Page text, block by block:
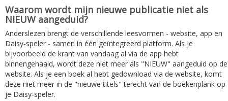
Waarom wordt mijn nieuwe publicatie niet als
NIEUW aangeduid?
Anderslezen brengt de verschillende leesvormen - website, app en
Daisy-speler - samen in één geïntegreerd platform. Als je
bijvoorbeeld de krant van vandaag al via de app hebt
binnengehaald, wordt deze niet meer als "NIEUW" aangeduid op de
website. Als je een boek al hebt gedownload via de website, komt
deze niet meer in de "nieuwe titels" terecht van de boekenplank op
je Daisy-speler.